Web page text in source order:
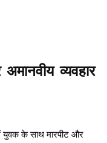
व्यवहार
युवक के साथ मारपीट और